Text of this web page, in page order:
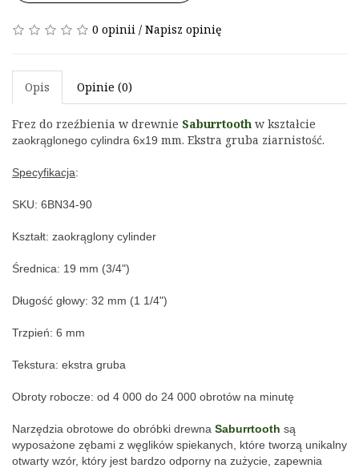
0 opinii / Napisz opinię
Opis Opinie (0)
Frez do rzeźbienia w drewnie Saburrtooth
zaokrąglonego cylindra 6x19 mm. Ekstra gruba ziarnistość.
Specyfikacja:
SKU: 6BN34-90
Kształt: zaokrąglony cylinder
Średnica: 19 mm (3/4")
Długość głowy: 32 mm (1 1/4")
Trzpień: 6 mm
Tekstura: ekstra gruba
Obroty robocze: od 4 000 do 24 000 obrotów na minutę
Narzędzia obrotowe do obróbki drewna Saburrtooth są
wyposażone zębami z węglików spiekanych, które tworzą unikalny
otwarty wzór, który jest bardzo odporny na zużycie, zapewnia